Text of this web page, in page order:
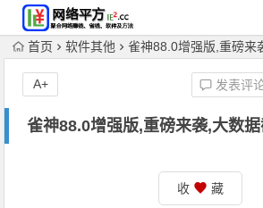
首页 软件其他 雀神88.0增强版,重磅来
雀神88.0增强版,重磅来袭,大数
发表评
A+
收 藏